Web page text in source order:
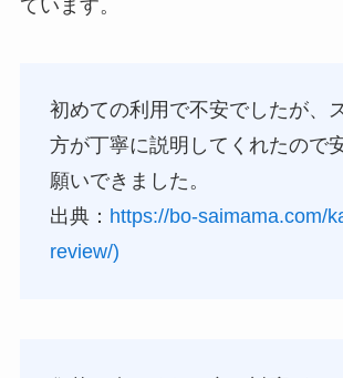
ています。
初めての利用で不安でしたが、
方が丁寧に説明してくれたので
願いできました。
出典： https://bo-saimama.com/
review/)